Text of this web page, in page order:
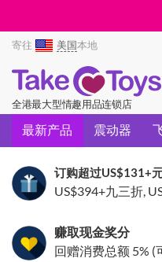
寄往 美国本地
全港最大型情趣用品连锁店
最新产品 震动器
订购超过US$131+
US$394+九三折,
赚取现金奖分
回赠消费总额 5%